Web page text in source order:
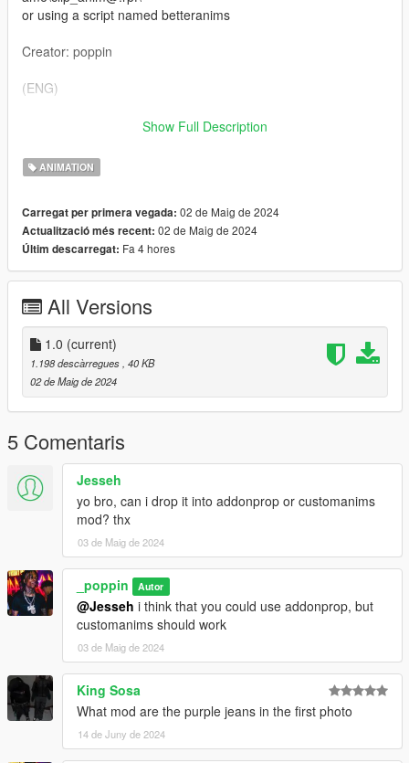
or using a script named betteranims
Creator: poppin
(ENG)
We do not offer a FiveM ready version and no support.
Show Full Description
ANIMATION
Carregat per primera vegada: 02 de Maig de 2024
Actualització més recent: 02 de Maig de 2024
Últim descarregat: Fa 4 hores
All Versions
1.0 (current)
1.198 descàrregues , 40 KB
02 de Maig de 2024
5 Comentaris
Jesseh
yo bro, can i drop it into addonprop or customanims
mod? thx
03 de Maig de 2024
_poppin Autor
@Jesseh i think that you could use addonprop, but
customanims should work
03 de Maig de 2024
King Sosa
What mod are the purple jeans in the first photo
14 de Juny de 2024